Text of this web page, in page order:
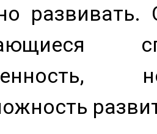
развивать.